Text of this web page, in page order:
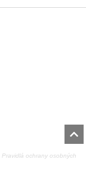
Pravidlá ochrany osobných